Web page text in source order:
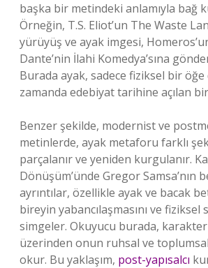
başka bir metindeki anlamıyla bağ
Örneğin, T.S. Eliot’un The Waste
yürüyüş ve ayak imgesi,
Dante’nin İlahi Komedya’sına
Burada ayak, sadece fiziksel bir öğe
zamanda edebiyat tarihine açılan
Benzer şekilde, modernist ve
metinlerde, ayak metaforu farklı
parçalanır ve yeniden kurgulanır.
Dönüşüm’ünde Gregor Samsa’nın
ayrıntılar, özellikle ayak ve bacak
bireyin yabancılaşmasını ve fiziksel
simgeler. Okuyucu burada,
üzerinden onun ruhsal ve
okur. Bu yaklaşım, post-yapısalcı